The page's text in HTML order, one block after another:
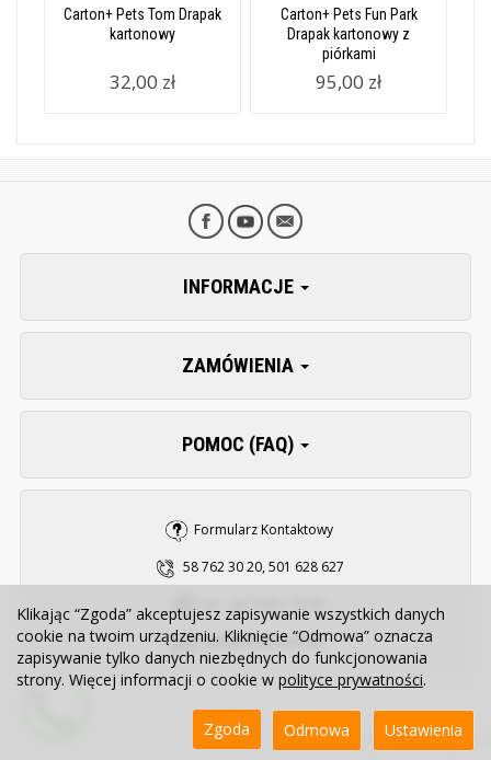
Carton+ Pets Tom Drapak
kartonowy
32,00 zł
Carton+ Pets Fun Park
Drapak kartonowy z
piórkami
95,00 zł
INFORMACJE
ZAMÓWIENIA
POMOC (FAQ)
Formularz Kontaktowy
58 762 30 20, 501 628 627
sklep@zooserwis.pl
Sklep internetowy SOTE
Klikając “Zgoda” akceptujesz zapisywanie wszystkich danych
cookie na twoim urządzeniu. Kliknięcie “Odmowa” oznacza
zapisywanie tylko danych niezbędnych do funkcjonowania
strony. Więcej informacji o cookie w polityce prywatności.
Ustawienia
Odmowa
Zgoda